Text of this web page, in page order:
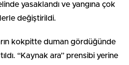
yasaklandı ve yangına çok
değiştirildi.
kokpitte duman gördüğünde
“Kaynak ara” prensibi yerine